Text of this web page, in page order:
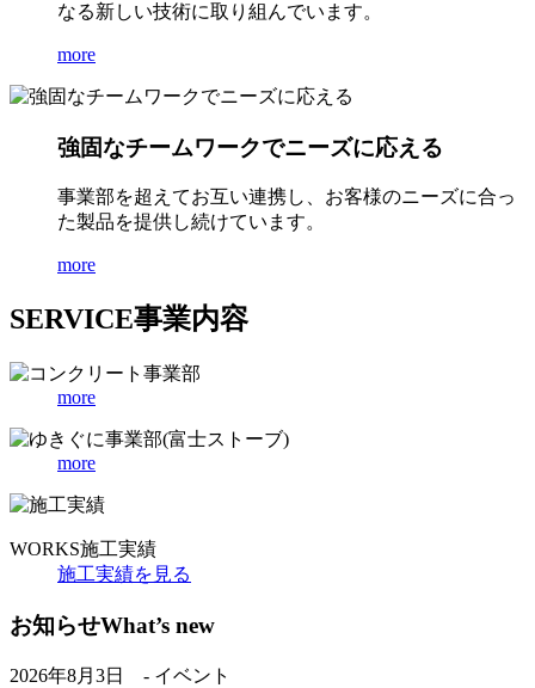
なる新しい技術に取り組んでいます。
more
強固なチームワークでニーズに応える
事業部を超えてお互い連携し、お客様のニーズに合っ
た製品を提供し続けています。
more
SERVICE事業内容
more
more
WORKS施工実績
施工実績を見る
お知らせWhat’s new
2026年8月3日 - イベント